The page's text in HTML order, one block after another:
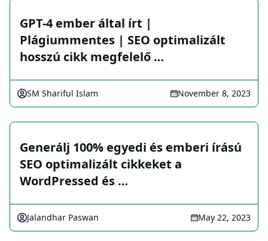
GPT-4 ember által írt |
Plágiummentes | SEO optimalizált
hosszú cikk megfelelő …
SM Shariful Islam November 8, 2023
Generálj 100% egyedi és emberi írású
SEO optimalizált cikkeket a
WordPressed és …
Jalandhar Paswan May 22, 2023